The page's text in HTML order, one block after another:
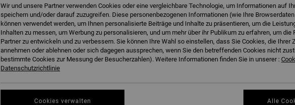
SALE
Wir und unsere Partner verwenden Cookies oder eine vergleichbare Technologie, um Informationen auf
speichern und/oder darauf zuzugreifen. Diese personenbezogenen Informationen (wie Ihre
können verwendet werden, um Ihnen personalisierte Beiträge und Inhalte zu präsentieren, um die
Inhalten zu messen, um Werbung zu personalisieren, und um mehr über ihr Publikum zu erfahren, um die
Partner zu entwickeln und zu verbessern. Sie können Ihre Wahl so einstellen, dass Sie Cookies, die Ihrer
annehmen oder ablehnen oder sich dagegen aussprechen, wenn Sie den betreffenden Cookies nicht
bestimmte Cookies zur Messung der Besucherzahlen). Weitere Informationen finden Sie in unserer :
Datenschutzrichtlinie
Cookies verwalten Alle